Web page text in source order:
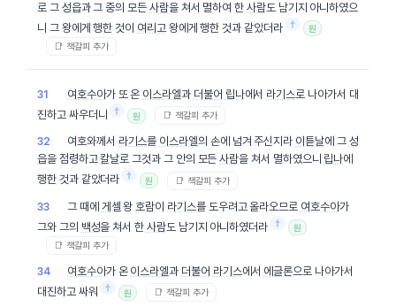
로 그 성읍과 그 중의 모든 사람을 쳐서 멸하여 한사람도 남기지 아니하였으
니 그 왕에게 행한 것이 여리고 왕에게 행한 것과 같았더라 † 원
📑 책갈피 추가
31 여호수아가 또 온 이스라엘과 더불어 립나에서 라기스로 나아가서 대
진하고 싸우더니
† 원 📑 책갈피 추가
32 여호와께서 라기스를 이스라엘의 손에 넘겨 주신지라 이튿날에 그 성
읍을 점령하고칼날로 그것과 그 안의 모든사람을 쳐서 멸하였으니 립나에
행한 것과 같았더라 † 원 📑 책갈피 추가
33 그 때에 게셀 왕 호람이 라기스를 도우려고 올라오므로 여호수아가
그와 그의 백성을 쳐서 한 사람도 남기지 아니하였더라 † 원
📑 책갈피 추가
34 여호수아가 온 이스라엘과 더불어 라기스에서 에글론으로 나아가서
대진하고 싸워
† 원 📑 책갈피 추가